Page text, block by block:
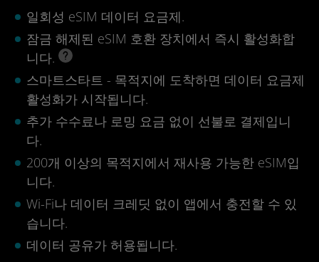
일회성 eSIM 데이터 요금제.
잠금 해제된 eSIM 호환 장치에서 즉시 활성화합
니다.
스마트스타트 - 목적지에 도착하면 데이터 요금제
활성화가 시작됩니다.
추가 수수료나 로밍 요금 없이 선불로 결제입니
다.
200개 이상의 목적지에서 재사용 가능한 eSIM입
니다.
Wi-Fi나 데이터 크레딧 없이 앱에서 충전할 수 있
습니다.
데이터 공유가 허용됩니다.